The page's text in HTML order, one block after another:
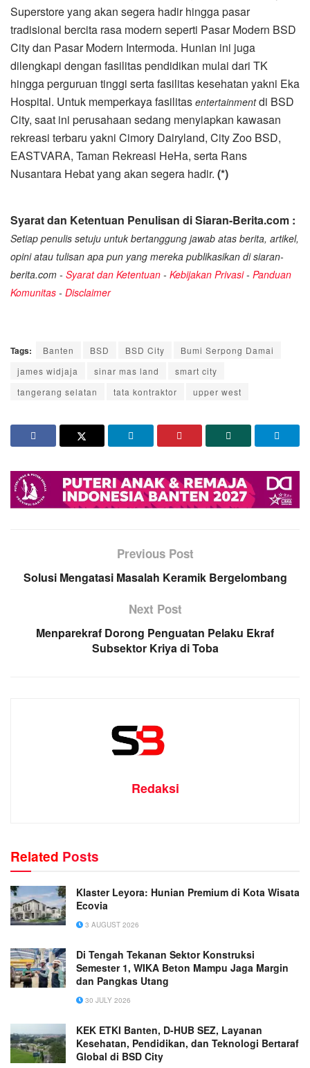
Superstore yang akan segera hadir hingga pasar
tradisional bercita rasa modern seperti Pasar Modern BSD
City dan Pasar Modern Intermoda. Hunian ini juga
dilengkapi dengan fasilitas pendidikan mulai dari TK
hingga perguruan tinggi serta fasilitas kesehatan yakni Eka
Hospital. Untuk memperkaya fasilitas entertainmentdi BSD
City, saat ini perusahaan sedang menyiapkan kawasan
rekreasi terbaru yakni Cimory Dairyland, City Zoo BSD,
EASTVARA, Taman Rekreasi HeHa, serta Rans
Nusantara Hebat yang akan segera hadir. (*)
Syarat dan Ketentuan Penulisan di Siaran-Berita.com :
Setiap penulis setuju untuk bertanggung jawab atas berita, artikel,
opini atau tulisan apa pun yang mereka publikasikan di siaran-
berita.com - Syarat dan Ketentuan - Kebijakan Privasi- Panduan
Komunitas - Disclaimer
Tags: Banten BSD BSD City
Bumi Serpong Damai
james widjaja
sinar mas land
smart city
tangerang selatan
tata kontraktor upper west
Previous Post
Solusi Mengatasi Masalah Keramik Bergelombang
Next Post
Menparekraf Dorong Penguatan Pelaku Ekraf
Subsektor Kriya di Toba
Redaksi
Related Posts
Klaster Leyora: Hunian Premium di Kota Wisata
Ecovia
3 AUGUST 2026
Di Tengah Tekanan Sektor Konstruksi
Semester 1, WIKA Beton Mampu Jaga Margin
dan Pangkas Utang
30 JULY 2026
KEK ETKI Banten, D-HUB SEZ, Layanan
Kesehatan, Pendidikan, dan Teknologi Bertaraf
Global di BSD City